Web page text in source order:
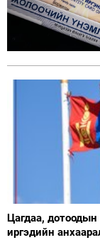
Цагдаа,
иргэдийн